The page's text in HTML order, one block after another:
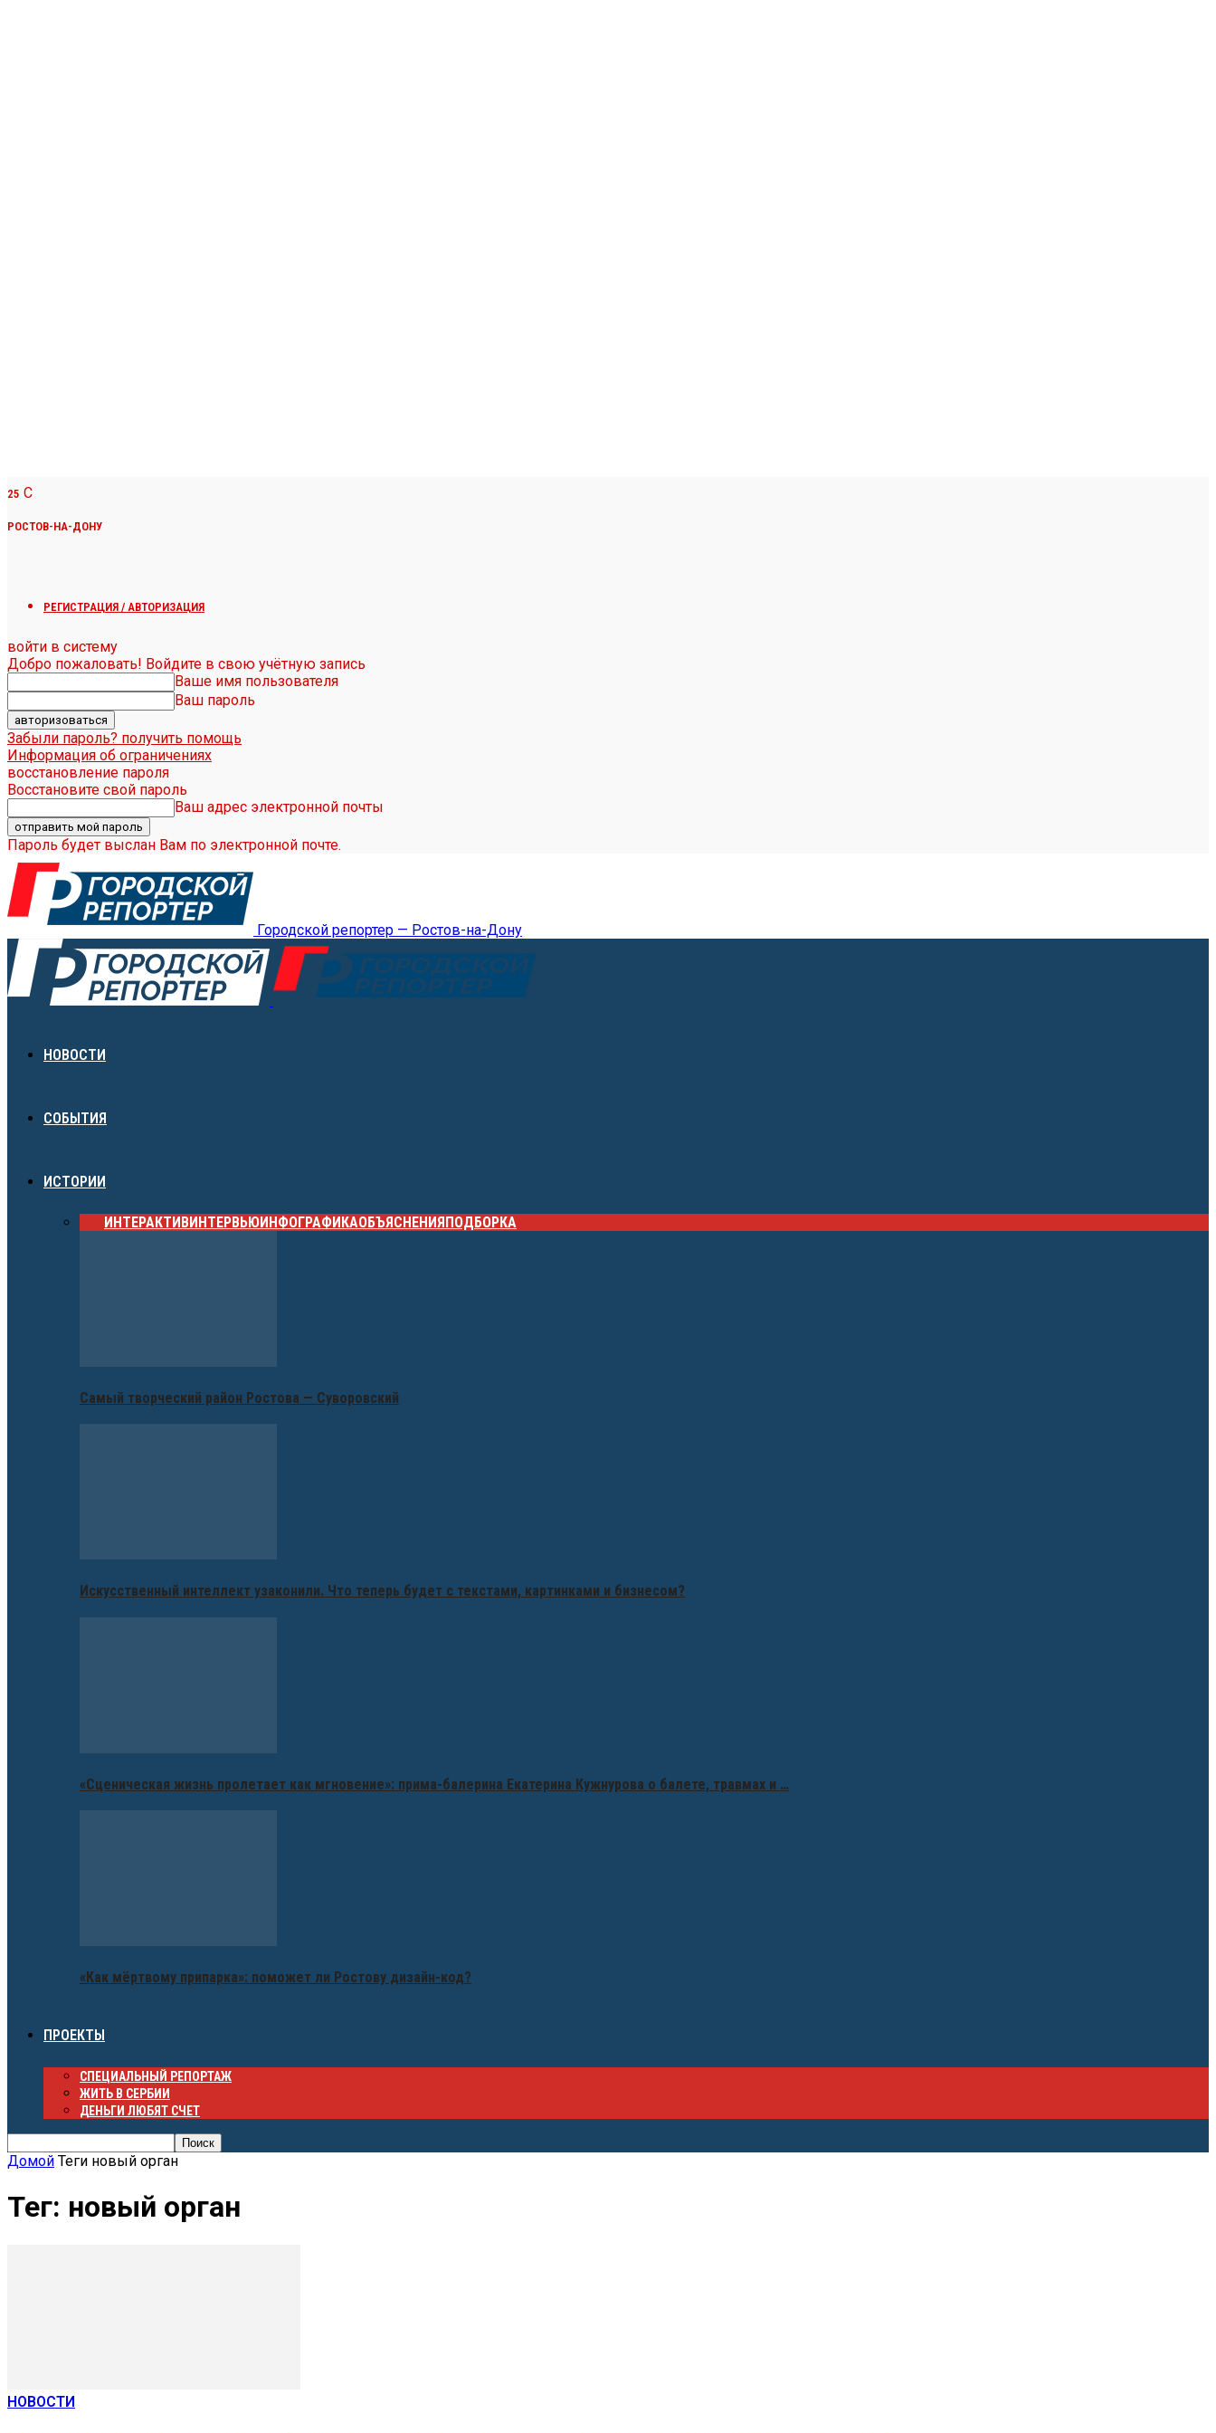
25 C
РОСТОВ-НА-ДОНУ
РЕГИСТРАЦИЯ / АВТОРИЗАЦИЯ
войти в систему
Добро пожаловать! Войдите в свою учётную запись
Ваше имя пользователя
Ваш пароль
Забыли пароль? получить помощь
Информация об ограничениях
восстановление пароля
Восстановите свой пароль
Ваш адрес электронной почты
Пароль будет выслан Вам по электронной почте.
Городской репортер — Ростов-на-Дону
НОВОСТИ
СОБЫТИЯ
ИСТОРИИ
ИНТЕРАКТИВИНТЕРВЬЮИНФОГРАФИКАОБЪЯСНЕНИЯПОДБОРКА
Самый творческий район Ростова — Суворовский
Искусственный интеллект узаконили. Что теперь будет с текстами, картинками и бизнесом?
«Сценическая жизнь пролетает как мгновение»: прима-балерина Екатерина Кужнурова о балете, травмах и …
«Как мёртвому припарка»: поможет ли Ростову дизайн-код?
ПРОЕКТЫ
СПЕЦИАЛЬНЫЙ РЕПОРТАЖ
ЖИТЬ В СЕРБИИ
ДЕНЬГИ ЛЮБЯТ СЧЕТ
Домой Теги новый орган
Тег: новый орган
НОВОСТИ